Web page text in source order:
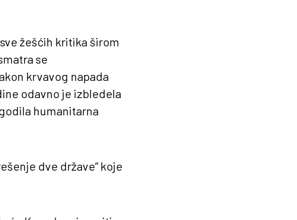
žešćih kritika širom
se
krvavog napada
odavno je izbledela
humanitarna
dve države“ koje